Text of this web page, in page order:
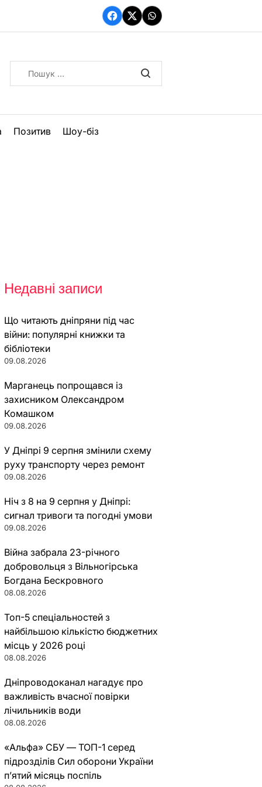
Facebook
TwitterWhatsApp
Позитив Шоу-біз
Недавні записи
Що читають дніпряни під час
війни: популярні книжки та
бібліотеки
09.08.2026
Марганець попрощався із
захисником Олександром
Комашком
09.08.2026
У Дніпрі 9 серпня змінили схему
руху транспорту через ремонт
09.08.2026
Ніч з 8 на 9 серпня у Дніпрі:
сигнал тривоги та погодні умови
09.08.2026
Війна забрала 23-річного
добровольця з Вільногірська
Богдана Бескровного
08.08.2026
Топ-5 спеціальностей з
найбільшою кількістю бюджетних
місць у 2026 році
08.08.2026
Дніпроводоканал нагадує про
важливість вчасної повірки
лічильників води
08.08.2026
«Альфа» СБУ — ТОП-1 серед
підрозділів Сил оборони України
п’ятий місяць поспіль